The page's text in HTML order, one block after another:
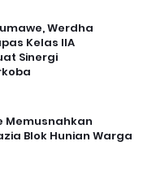
Werdha
Kelas IIA
Sinergi
Memusnahkan
Blok Hunian Warga